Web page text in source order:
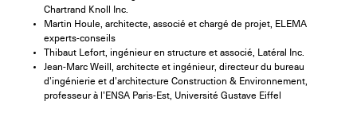
Chartrand Knoll Inc.
Martin Houle, architecte, associé et chargé de projet, ELEMA
experts-conseils
Thibaut Lefort, ingénieur en structure et associé, Latéral Inc.
Jean-Marc Weill, architecte et ingénieur, directeur du bureau
d’ingénierie et d’architecture Construction & Environnement,
professeur à l’ENSA Paris-Est, Université Gustave Eiffel